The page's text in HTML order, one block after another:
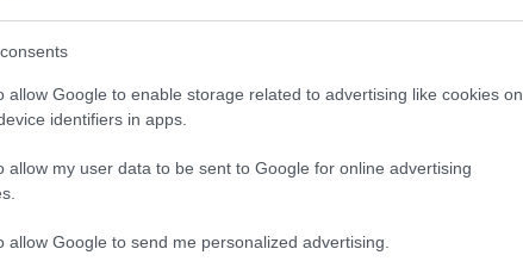
allow Google to enable storage related to advertising like cookies on
identifiers in apps.
allow my user data to be sent to Google for online advertising
allow Google to send me personalized advertising.
las stablecoins, se estén creando nuevas
que esto podría permitir a las empresas
la supervisión adecuada, dejando a los usuarios
ha quedado callada y ha enviado una carta al
advierten que la aprobación de este proyecto
los consumidores podrían considerar seguros, pero